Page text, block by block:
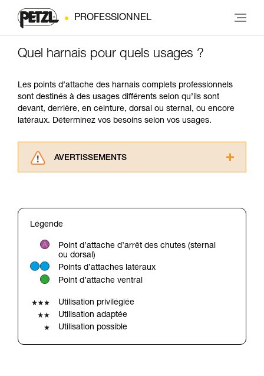
PROFESSIONNEL
Quel harnais pour quels usages ?
Les points d’attache des harnais complets professionnels
sont destinés à des usages différents selon qu’ils sont
devant, derrière, en ceinture, dorsal ou sternal, ou encore
latéraux. Déterminez vos besoins selon vos usages.
AVERTISSEMENTS
pouvoir comprendre ce complément
Maîtriser ces techniques nécessite une
formation et un entraînement spécifique. Validez
de la reproduire en autonomie.
Nous donnons des exemples de techniques
liées à votre activité. Il peut en exister d’autres
que nous ne décrivons pas ici.
Légende
Point d’attache d’arrêt des chutes (sternal
ou dorsal)
Points d’attaches latéraux
Point d’attache ventral
Utilisation privilégiée
Utilisation adaptée
Utilisation possible